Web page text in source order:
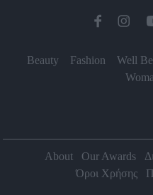
Beauty Fashion Well
About Our Awards
Όροι Χρήσης